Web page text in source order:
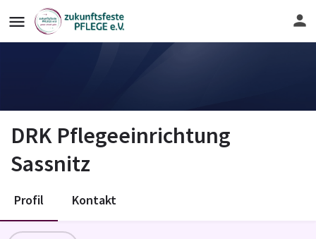
DRK Pflegeeinrichtung
Sassnitz
Profil Kontakt